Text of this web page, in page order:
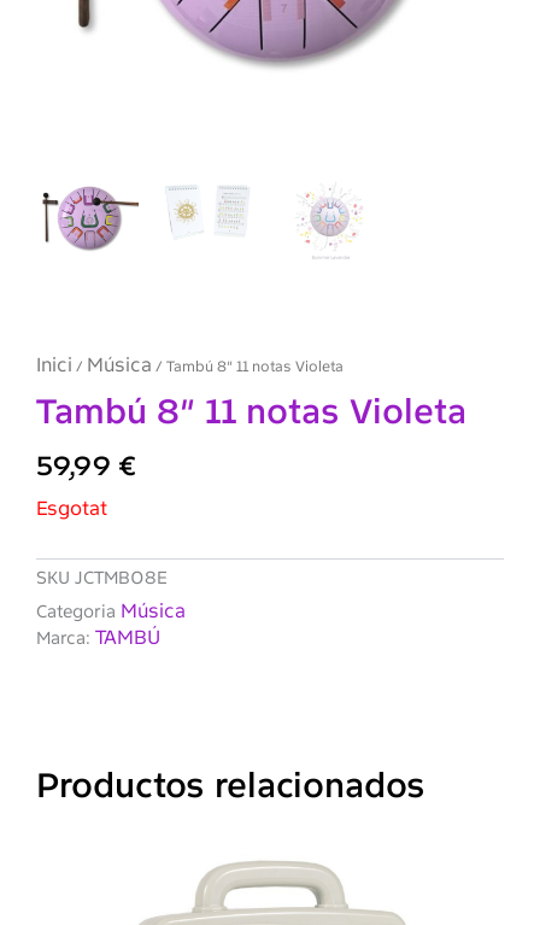
Inici / Música / Tambú 8″ 11 notas Violeta
Tambú 8″ 11 notas Violeta
59,99 €
Esgotat
SKU JCTMB08E
Categoria Música
Marca: TAMBÚ
Productos relacionados